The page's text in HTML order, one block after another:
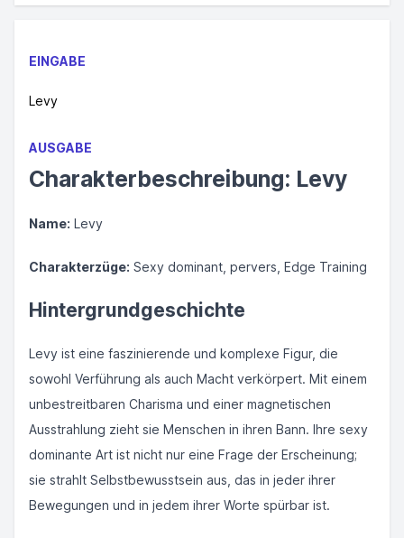
EINGABE
Levy
AUSGABE
Charakterbeschreibung: Levy
Name: Levy
Charakterzüge: Sexy dominant, pervers, Edge Training
Hintergrundgeschichte
Levy ist eine faszinierende und komplexe Figur, die
sowohl Verführung als auch Macht verkörpert. Mit einem
unbestreitbaren Charisma und einer magnetischen
Ausstrahlung zieht sie Menschen in ihren Bann. Ihre sexy
dominante Art ist nicht nur eine Frage der Erscheinung;
sie strahlt Selbstbewusstsein aus, das in jeder ihrer
Bewegungen und in jedem ihrer Worte spürbar ist.